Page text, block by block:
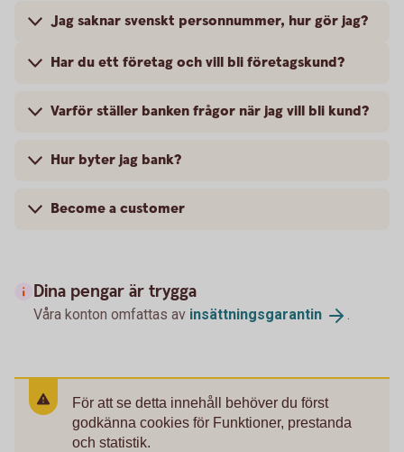
Jag saknar svenskt personnummer, hur gör jag?
Har du ett företag och vill bli företagskund?
Varför ställer banken frågor när jag vill bli kund?
Hur byter jag bank?
Become a customer
Dina pengar är trygga
Våra konton omfattas av insättningsgarantin .
För att se detta innehåll behöver du först
godkänna cookies för Funktioner, prestanda
och statistik.